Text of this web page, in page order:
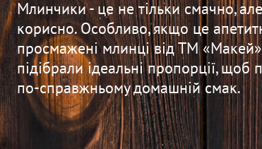
Млинчики - це не тільки смачно,
корисно. Особливо, якщо це
просмажені млинці від ТМ
підібрали ідеальні пропорції, щоб
по-справжньому домашній смак.